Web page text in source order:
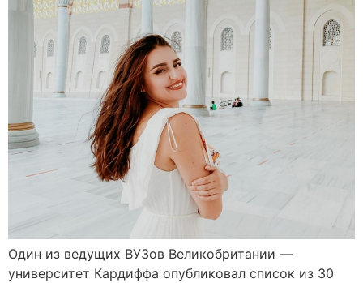
Один из ведущих ВУЗов Великобритании —
университет Кардиффа опубликовал список из 30